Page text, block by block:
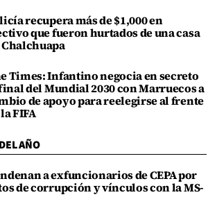
recupera más de $1,000 en
que fueron hurtados de una casa
Times: Infantino negocia en secreto
del Mundial 2030 con Marruecos a
de apoyo para reelegirse al frente
FIFA
AÑO
a exfuncionarios de CEPA por
de corrupción y vínculos con la MS-